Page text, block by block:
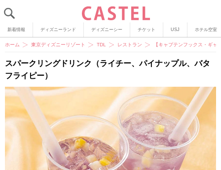
新着情報 ディズニーランド ディズニーシー チケット USJ ホテル空室
ホーム 東京ディズニーリゾート TDL レストラン 【キャプテンフックス・ギ
スパークリングドリンク（ライチー、パイナップル、バタ
フライピー）